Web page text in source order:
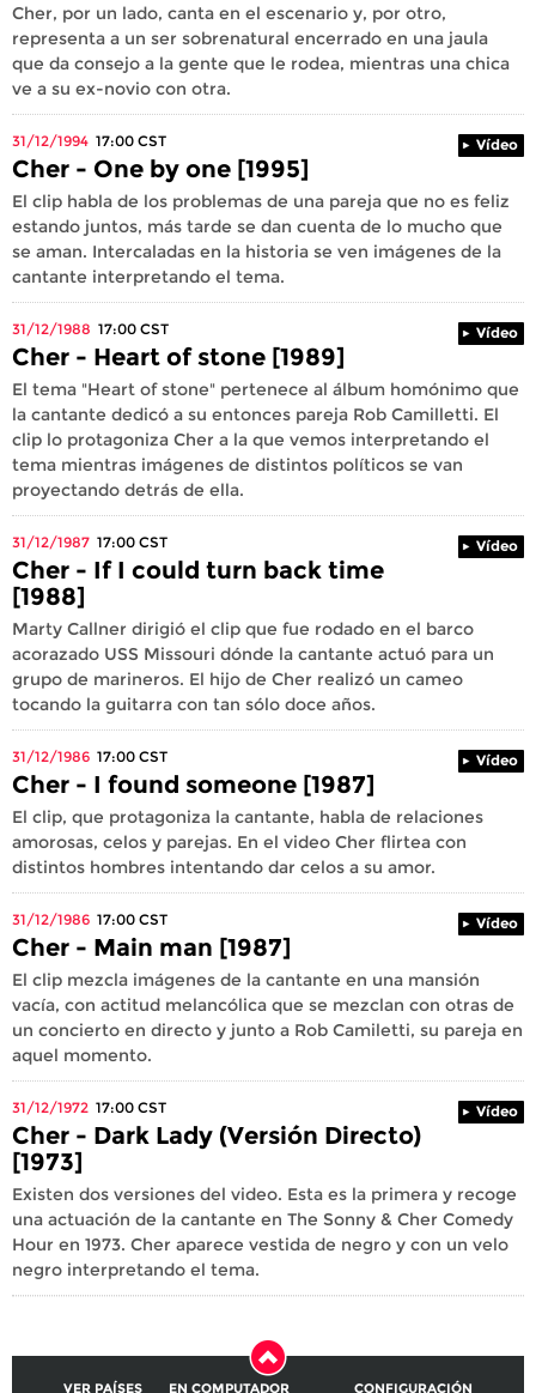
Cher, por un lado, canta en el escenario y, por otro,
representa a un ser sobrenatural encerrado en una jaula
que da consejo a la gente que le rodea, mientras una chica
ve a su ex-novio con otra.
31/12/1994 17:00 CST Vídeo
Cher - One by one [1995]
El clip habla de los problemas de una pareja que no es feliz
estando juntos, más tarde se dan cuenta de lo mucho que
se aman. Intercaladas en la historia se ven imágenes de la
cantante interpretando el tema.
31/12/1988 17:00 CST Vídeo
Cher - Heart of stone [1989]
El tema "Heart of stone" pertenece al álbum homónimo que
la cantante dedicó a su entonces pareja Rob Camilletti. El
clip lo protagoniza Cher a la que vemos interpretando el
tema mientras imágenes de distintos políticos se van
proyectando detrás de ella.
31/12/1987 17:00 CST Vídeo
Cher - If I could turn back time
[1988]
Marty Callner dirigió el clip que fue rodado en el barco
acorazado USS Missouri dónde la cantante actuó para un
grupo de marineros. El hijo de Cher realizó un cameo
tocando la guitarra con tan sólo doce años.
31/12/1986 17:00 CST Vídeo
Cher - I found someone [1987]
El clip, que protagoniza la cantante, habla de relaciones
amorosas, celos y parejas. En el video Cher flirtea con
distintos hombres intentando dar celos a su amor.
31/12/1986 17:00 CST Vídeo
Cher - Main man [1987]
El clip mezcla imágenes de la cantante en una mansión
vacía, con actitud melancólica que se mezclan con otras de
un concierto en directo y junto a Rob Camiletti, su pareja en
aquel momento.
31/12/1972 17:00 CST Vídeo
Cher - Dark Lady (Versión Directo)
[1973]
Existen dos versiones del video. Esta es la primera y recoge
una actuación de la cantante en The Sonny & Cher Comedy
Hour en 1973. Cher aparece vestida de negro y con un velo
negro interpretando el tema.
VER PAÍSES EN COMPUTADOR CONFIGURACIÓN